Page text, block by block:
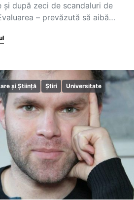
și după zeci de scandaluri de
– prevăzută să aibă…
și Știință Știri Universitate